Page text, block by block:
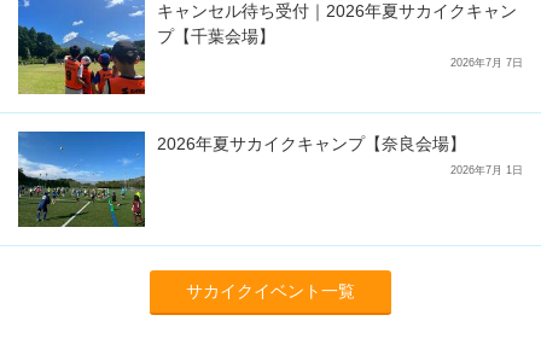
キャンセル待ち受付｜2026年夏サカイクキャン
プ【千葉会場】
2026年7月 7日
2026年夏サカイクキャンプ【奈良会場】
2026年7月 1日
サカイクイベント一覧